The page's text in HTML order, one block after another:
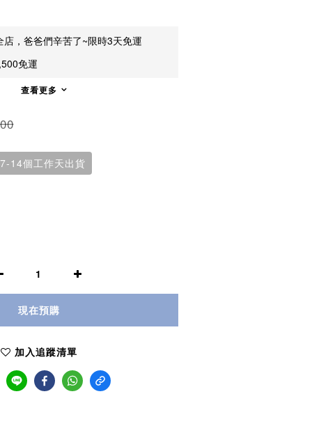
，爸爸們辛苦了~限時3天免運
免運
查看更多
14個工作天出貨
現在預購
加入追蹤清單